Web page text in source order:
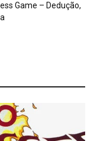
Game – Dedução,